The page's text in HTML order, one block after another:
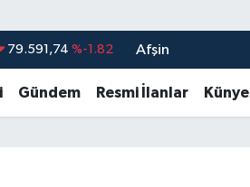
45,43620 %0.02
53,38690 %0.19
61,60380 %0.18
Afşin
Gündem Resmi İlanlar Künye